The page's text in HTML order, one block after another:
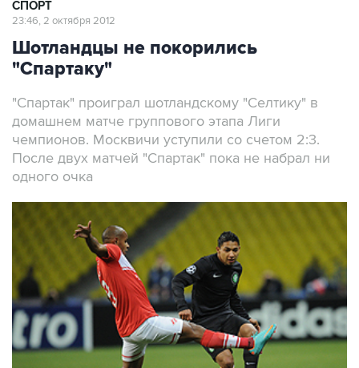
СПОРТ
23:46, 2 октября 2012
Шотландцы не покорились
"Спартаку"
"Спартак" проиграл шотландскому "Селтику" в
домашнем матче группового этапа Лиги
чемпионов. Москвичи уступили со счетом 2:3.
После двух матчей "Спартак" пока не набрал ни
одного очка